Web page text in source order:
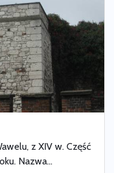
z XIV w. Część
Nazwa...